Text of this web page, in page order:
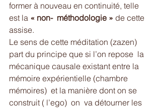
former à nouveau en continuité, telle
est la « non-  méthodologie » de cette
assise.
Le sens de cette méditation (zazen)
part du principe que si l’on repose  la
mécanique causale existant entre la
mémoire expérientielle (chambre
mémoires)  et la manière dont on se
construit ( l’ego)  on  va détourner les